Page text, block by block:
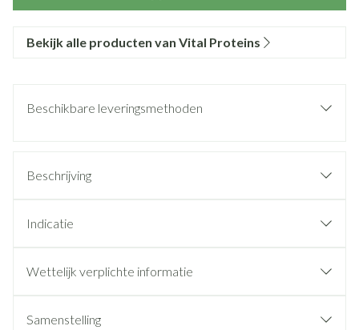
Bekijk alle producten van Vital Proteins
Beschikbare leveringsmethoden
Beschrijving
Indicatie
Wettelijk verplichte informatie
Samenstelling